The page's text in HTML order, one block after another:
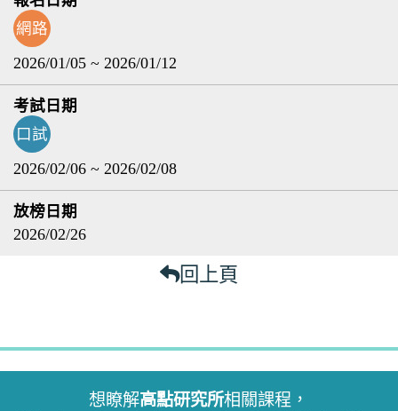
網路
2026/01/05 ~ 2026/01/12
口試
2026/02/06 ~ 2026/02/08
2026/02/26
回上頁
想瞭解高點研究所相關課程，